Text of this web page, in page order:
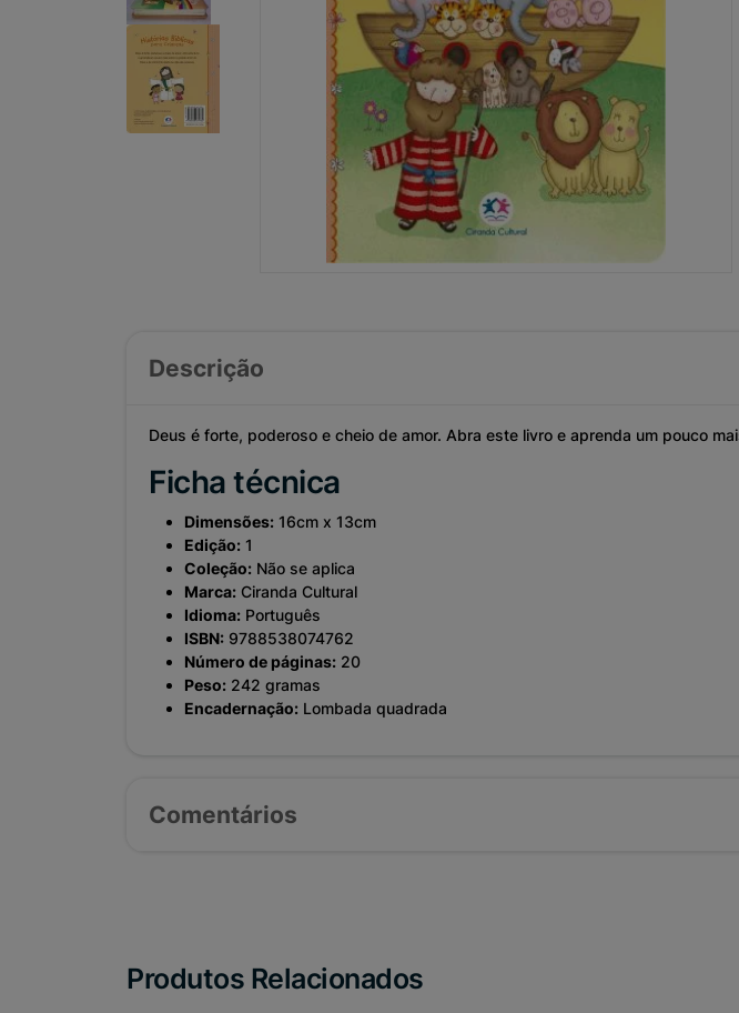
Descrição
Deus é forte, poderoso e cheio de amor. Abra este livro e aprenda um pouco
Ficha técnica
Dimensões: 16cm x 13cm
Edição: 1
Coleção: Não se aplica
Marca: Ciranda Cultural
Idioma: Português
ISBN: 9788538074762
Número de páginas: 20
Peso: 242 gramas
Encadernação: Lombada quadrada
Comentários
Produtos Relacionados